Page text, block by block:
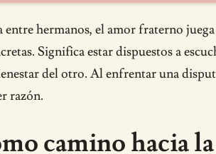
entre hermanos, el amor fraterno
Significa estar dispuestos a
del otro. Al enfrentar una
razón.
camino hacia